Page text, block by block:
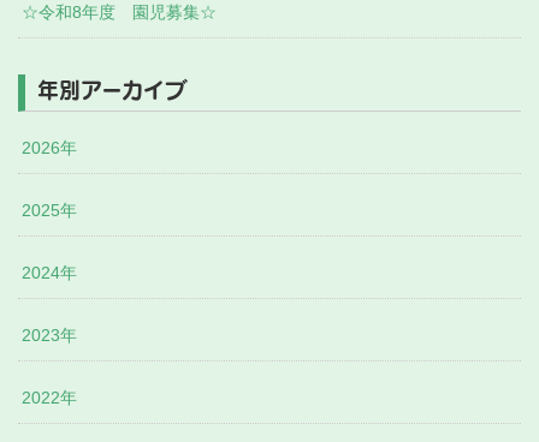
☆令和8年度 園児募集☆
年別アーカイブ
2026年
2025年
2024年
2023年
2022年